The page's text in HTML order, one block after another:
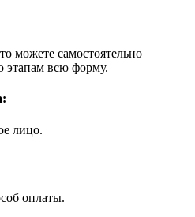
можете самостоятельно
этапам всю форму.
лицо.
оплаты.